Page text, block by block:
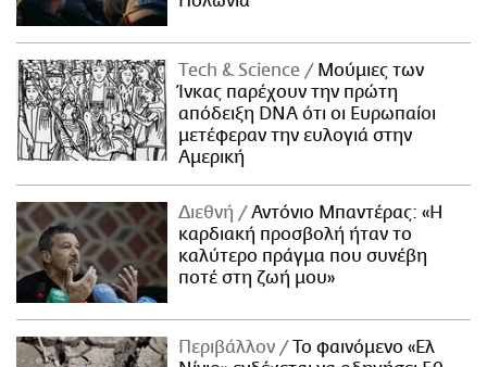
Τech & Science
Μούμιες των
Ίνκας παρέχουν την πρώτη
απόδειξη DNA ότι οι Ευρωπαίοι
μετέφεραν την ευλογιά στην
Αμερική
Διεθνή
Αντόνιο Μπαντέρας: «Η
καρδιακή προσβολή ήταν το
καλύτερο πράγμα που συνέβη
ποτέ στη ζωή μου»
Περιβάλλον
Το φαινόμενο «Ελ